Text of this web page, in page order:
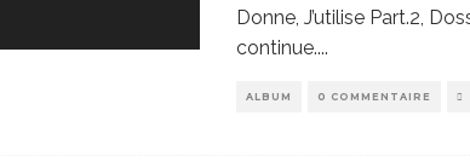
Donne, J’utilise Part.2,
continue....
ALBUM 0 COMMENTAIRE